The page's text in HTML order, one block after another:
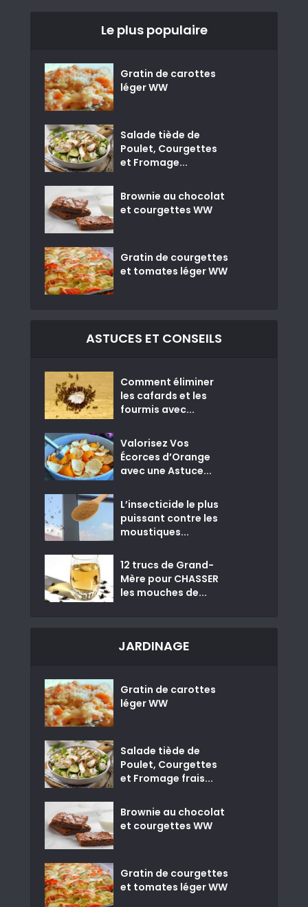
Le plus populaire
Gratin de carottes
léger WW
Salade tiède de
Poulet, Courgettes
et Fromage...
Brownie au chocolat
et courgettes WW
Gratin de courgettes
et tomates léger WW
ASTUCES ET CONSEILS
Comment éliminer
les cafards et les
fourmis avec...
Valorisez Vos
Écorces d’Orange
avec une Astuce...
L’insecticide le plus
puissant contre les
moustiques...
12 trucs de Grand-
Mère pour CHASSER
les mouches de...
JARDINAGE
Gratin de carottes
léger WW
Salade tiède de
Poulet, Courgettes
et Fromage frais...
Brownie au chocolat
et courgettes WW
Gratin de courgettes
et tomates léger WW